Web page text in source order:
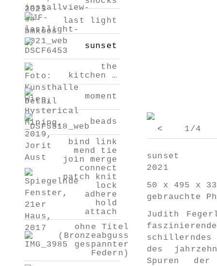
last light
sunset
the
kitchen …
moment
beads
bind link
mend tie
join merge
connect
patch knit
lock
adhere
hold
attach
ohne Titel
(Bronzeabguss
gespannter
Federn)
< 1/4
sunset
2021
50 x 495 x
gebrauchte
Judith
des
Spuren